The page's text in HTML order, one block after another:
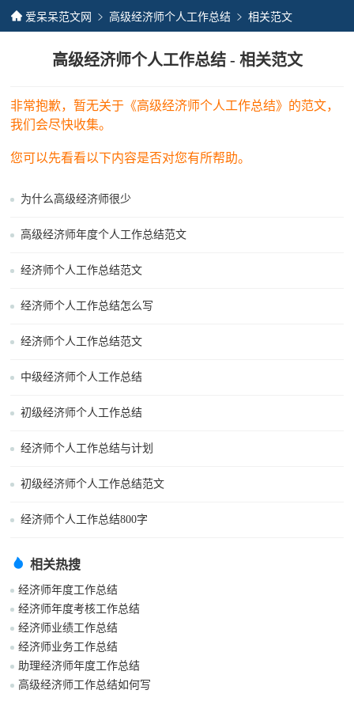
爱呆呆范文网 高级经济师个人工作总结 相关范文
高级经济师个人工作总结 - 相关范文
非常抱歉，暂无关于《高级经济师个人工作总结》的范文，
我们会尽快收集。
您可以先看看以下内容是否对您有所帮助。
为什么高级经济师很少
高级经济师年度个人工作总结范文
经济师个人工作总结范文
经济师个人工作总结怎么写
经济师个人工作总结范文
中级经济师个人工作总结
初级经济师个人工作总结
经济师个人工作总结与计划
初级经济师个人工作总结范文
经济师个人工作总结800字
相关热搜
经济师年度工作总结
经济师年度考核工作总结
经济师业绩工作总结
经济师业务工作总结
助理经济师年度工作总结
高级经济师工作总结如何写